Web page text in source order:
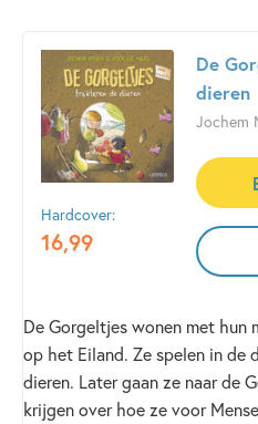
Hardcover:
16,99
De
dieren
Jochem
De Gorgeltjes wonen met hun
op het Eiland. Ze spelen in de
dieren. Later gaan ze naar de
krijgen over hoe ze voor